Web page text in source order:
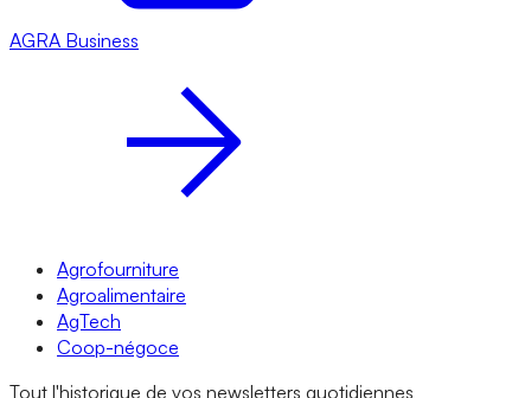
AGRA Business
Agrofourniture
Agroalimentaire
AgTech
Coop-négoce
Tout l'historique de vos newsletters quotidiennes